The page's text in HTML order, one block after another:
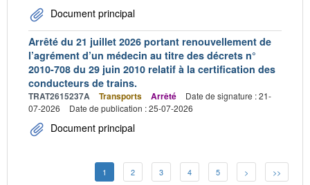
Document principal
Arrêté du 21 juillet 2026 portant renouvellement de
l’agrément d’un médecin au titre des décrets n°
2010-708 du 29 juin 2010 relatif à la certification des
conducteurs de trains.
TRAT2615237A Transports Arrêté
Date de signature : 21-
07-2026
Date de publication : 25-07-2026
Document principal
1 2 3 4 5 > >>